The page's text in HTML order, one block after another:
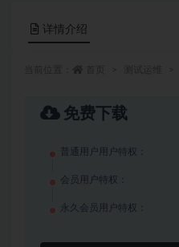
详情介绍
免费下载
普通用户用户特权：
会员用户特权：
永久会员用户特权：